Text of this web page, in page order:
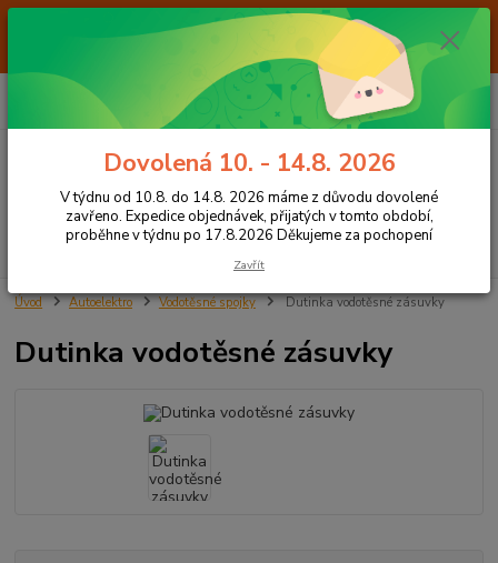
Od 7.8. do 14.8. 2026 máme z důvodu dovolené ZAVŘENO. Expedice
objednávek, přijatých v tomto období, proběhne v týdnu po 17.8.2026
Děkujeme za pochopení
CZK
Hledat
+420 605 283 713
za0,00 Kč
Úvod Autoelektro Vodotěsné spojky Dutinka vodotěsné zásuvky
Dutinka vodotěsné zásuvky
Dovolená 10. - 14.8. 2026
V týdnu od 10.8. do 14.8. 2026 máme z důvodu dovolené
zavřeno. Expedice objednávek, přijatých v tomto období,
proběhne v týdnu po 17.8.2026 Děkujeme za pochopení
Zavřít